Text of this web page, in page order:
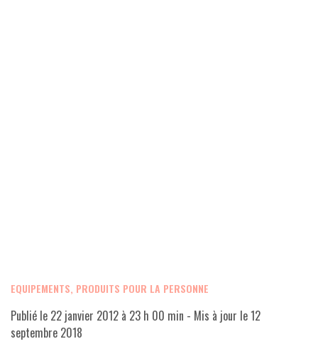
EQUIPEMENTS, PRODUITS POUR LA PERSONNE
Publié le 22 janvier 2012 à 23 h 00 min - Mis à jour le12
septembre 2018